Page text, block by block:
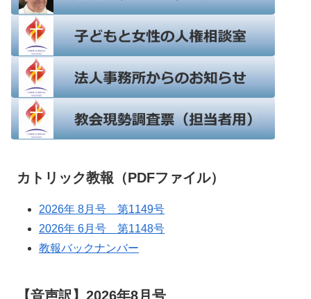
カトリック教報（PDFファイル）
2026年 8月号 第1149号
2026年 6月号 第1148号
教報バックナンバー
【音声訳】2026年8月号